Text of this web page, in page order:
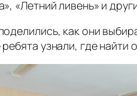
«Летний ливень» и
как они
узнали, где найти